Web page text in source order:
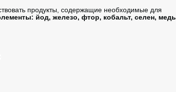
продукты, содержащие необходимые для
йод, железо, фтор, кобальт, селен, медь